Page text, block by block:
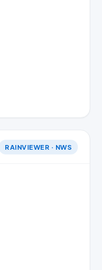
RAINVIEWER · NWS